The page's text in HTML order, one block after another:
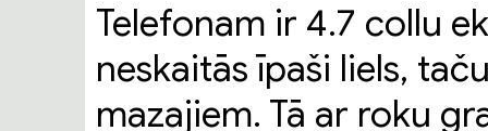
Telefonam ir 4.7 collu
neskaitās īpaši liels,
mazajiem. Tā ar roku